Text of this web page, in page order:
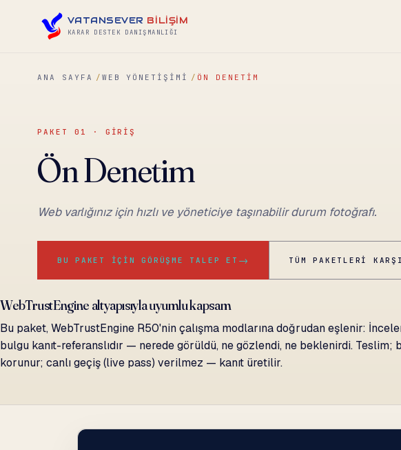
VATANSEVER BİLİŞİM
KARAR DESTEK DANIŞMANLIĞI
ANA SAYFA WEB YÖNETIŞIMI ÖN DENETIM
PAKET 01 · GİRİŞ
Ön Denetim
Web varlığınız için hızlı ve yöneticiye taşınabilir durum fotoğrafı.
BU PAKET İÇIN GÖRÜŞME TALEP ET → TÜM PAKETLERI
WebTrustEngine altyapısıyla uyumlu kapsam
Bu paket, WebTrustEngine R50'nin çalışma modlarına doğrudan eşlenir:
bulgu kanıt-referanslıdır — nerede görüldü, ne gözlendi, ne beklenirdi.
korunur; canlı geçiş (live pass) verilmez — kanıt üretilir.